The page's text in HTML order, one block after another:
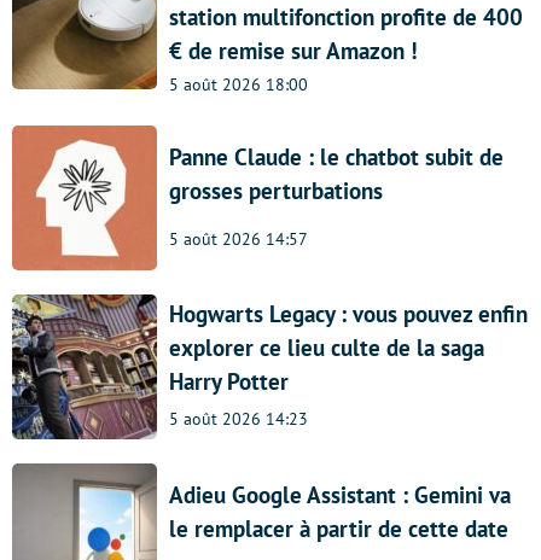
station multifonction profite de 400
€ de remise sur Amazon !
5 août 2026 18:00
Panne Claude : le chatbot subit de
grosses perturbations
5 août 2026 14:57
Hogwarts Legacy : vous pouvez enfin
explorer ce lieu culte de la saga
Harry Potter
5 août 2026 14:23
Adieu Google Assistant : Gemini va
le remplacer à partir de cette date